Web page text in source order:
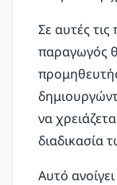
Σε αυτές
παραγωγός
να
διαδικασία
Αυτό